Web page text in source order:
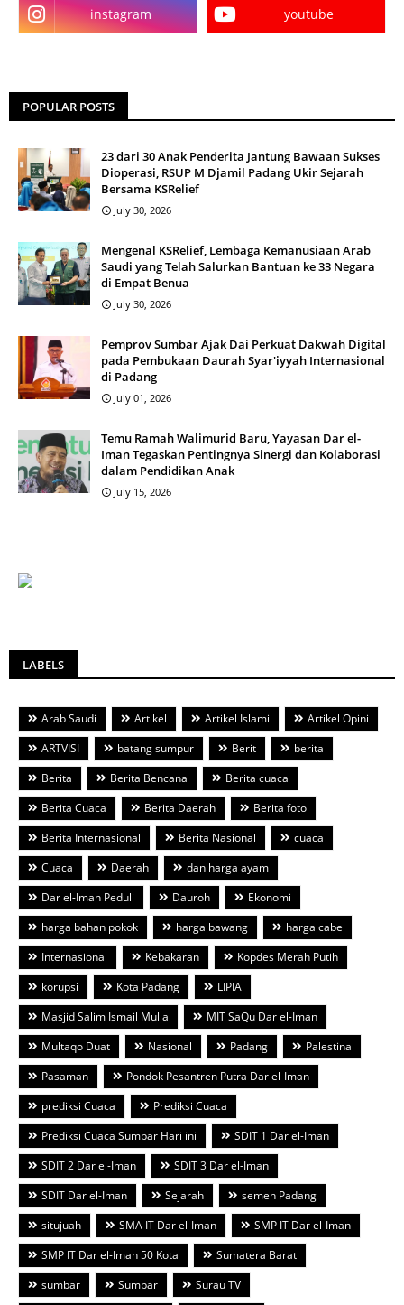
instagram youtube
POPULAR POSTS
23 dari 30 Anak Penderita Jantung Bawaan Sukses
Dioperasi, RSUP M Djamil Padang Ukir Sejarah
Bersama KSRelief
July 30, 2026
Mengenal KSRelief, Lembaga Kemanusiaan Arab
Saudi yang Telah Salurkan Bantuan ke 33 Negara
di Empat Benua
July 30, 2026
Pemprov Sumbar Ajak Dai Perkuat Dakwah Digital
pada Pembukaan Daurah Syar'iyyah Internasional
di Padang
July 01, 2026
Temu Ramah Walimurid Baru, Yayasan Dar el-
Iman Tegaskan Pentingnya Sinergi dan Kolaborasi
dalam Pendidikan Anak
July 15, 2026
LABELS
Arab Saudi Artikel Artikel Islami
Artikel Opini
ARTVISI
batang sumpur Berit
berita
Berita
Berita Bencana
Berita cuaca
Berita Cuaca
Berita Daerah
Berita foto
Berita Internasional
Berita Nasional
cuaca
Cuaca
Daerah
dan harga ayam
Dar el-Iman Peduli
Dauroh
Ekonomi
harga bahan pokok
harga bawang
harga cabe
Internasional
Kebakaran
Kopdes Merah Putih
korupsi
Kota Padang
LIPIA
Masjid Salim Ismail Mulla
MIT SaQu Dar el-Iman
Multaqo Duat
Nasional Padang
Palestina
Pasaman
Pondok Pesantren Putra Dar el-Iman
prediksi Cuaca
Prediksi Cuaca
Prediksi Cuaca Sumbar Hari ini
SDIT 1 Dar el-Iman
SDIT 2 Dar el-Iman
SDIT 3 Dar el-Iman
SDIT Dar el-Iman
Sejarah
semen Padang
situjuah
SMA IT Dar el-Iman
SMP IT Dar el-Iman
SMP IT Dar el-Iman 50 Kota
Sumatera Barat
sumbar
Sumbar
Surau TV